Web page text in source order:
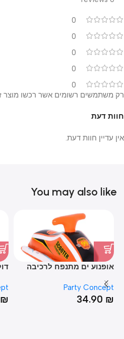
0
0
0
0
0
חוות דעת
אין עדיין חוות דעת.
רק משתמשים רשומים אשר רכשו מוצר
You may also like
אופנוע ים מתנפח לרכיבה
Party Concept
34.90 ₪
₪